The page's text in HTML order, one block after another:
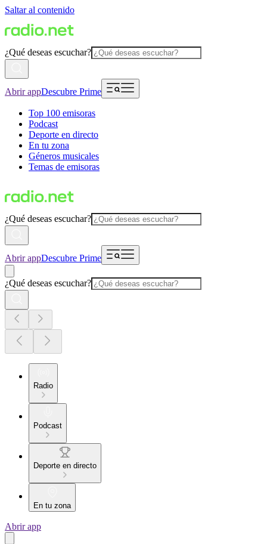
Saltar al contenido
¿Qué deseas escuchar?
Abrir appDescubre Prime
Top 100 emisoras
Podcast
Deporte en directo
En tu zona
Géneros musicales
Temas de emisoras
¿Qué deseas escuchar?
Abrir appDescubre Prime
¿Qué deseas escuchar?
Radio
Podcast
Deporte en directo
En tu zona
Abrir app